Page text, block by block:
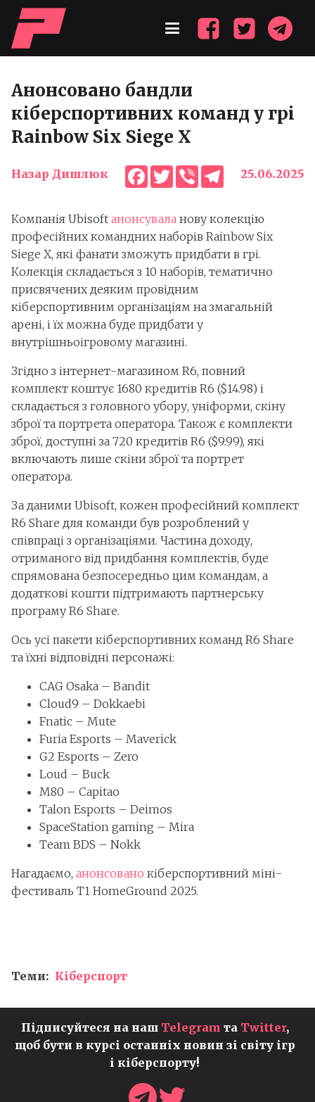
Анонсовано бандли
кіберспортивних команд у грі
Rainbow Six Siege X
Назар Дишлюк Facebook
TwitterViber Telegram
25.06.2025
Компанія Ubisoft анонсувала нову колекцію
професійних командних наборів Rainbow Six
Siege X, які фанати зможуть придбати в грі.
Колекція складається з 10 наборів, тематично
присвячених деяким провідним
кіберспортивним організаціям на змагальній
арені, і їх можна буде придбати у
внутрішньоігровому магазині.
Згідно з інтернет-магазином R6, повний
комплект коштує 1680 кредитів R6 ($14.98) і
складається з головного убору, уніформи, скіну
зброї та портрета оператора. Також є комплекти
зброї, доступні за 720 кредитів R6 ($9.99), які
включають лише скіни зброї та портрет
оператора.
За даними Ubisoft, кожен професійний комплект
R6 Share для команди був розроблений у
співпраці з організаціями. Частина доходу,
отриманого від придбання комплектів, буде
спрямована безпосередньо цим командам, а
додаткові кошти підтримають партнерську
програму R6 Share.
Ось усі пакети кіберспортивних команд R6 Share
та їхні відповідні персонажі:
CAG Osaka – Bandit
Cloud9 – Dokkaebi
Fnatic – Mute
Furia Esports – Maverick
G2 Esports – Zero
Loud – Buck
M80 – Capitao
Talon Esports – Deimos
SpaceStation gaming – Mira
Team BDS – Nokk
Нагадаємо, анонсовано кіберспортивний міні-
фестиваль T1 HomeGround 2025.
Теми: Кіберспорт
Підписуйтеся на наш Telegram та Twitter,
щоб бути в курсі останніх новин зі світу ігр
і кіберспорту!